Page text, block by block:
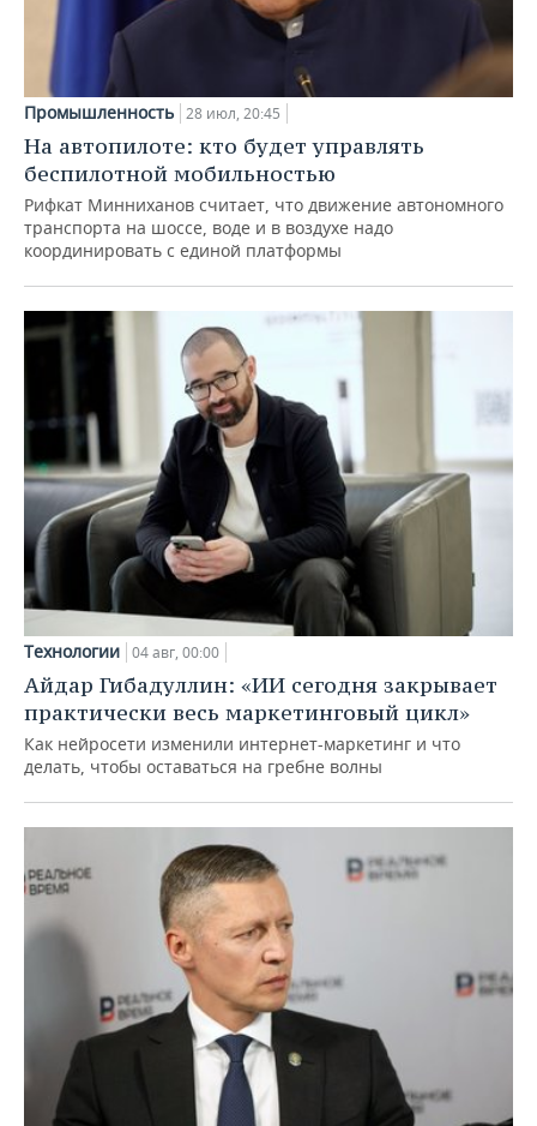
Промышленность 28 июл, 20:45
На автопилоте: кто будет управлять
беспилотной мобильностью
Рифкат Минниханов считает, что движение автономного
транспорта на шоссе, воде и в воздухе надо
координировать с единой платформы
Технологии 04 авг, 00:00
Айдар Гибадуллин: «ИИ сегодня закрывает
практически весь маркетинговый цикл»
Как нейросети изменили интернет-маркетинг и что
делать, чтобы оставаться на гребне волны